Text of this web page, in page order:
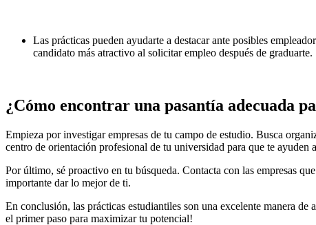
Las prácticas pueden ayudarte a destacar ante posibles
candidato más atractivo al solicitar empleo después de graduarte.
¿Cómo encontrar una pasantía adecuada
Empieza por investigar empresas de tu campo de estudio. Busca
centro de orientación profesional de tu universidad para que te ayuden
Por último, sé proactivo en tu búsqueda. Contacta con las empresas
importante dar lo mejor de ti.
En conclusión, las prácticas estudiantiles son una excelente manera
el primer paso para maximizar tu potencial!